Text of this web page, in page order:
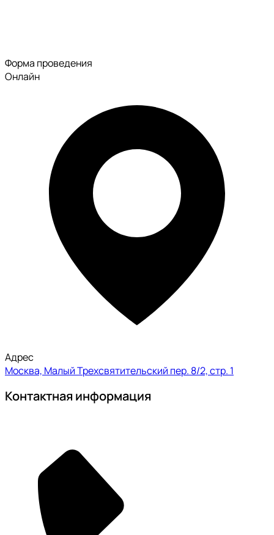
Форма проведения
Онлайн
Адрес
Москва, Малый Трехсвятительский пер. 8/2, стр. 1
Контактная информация